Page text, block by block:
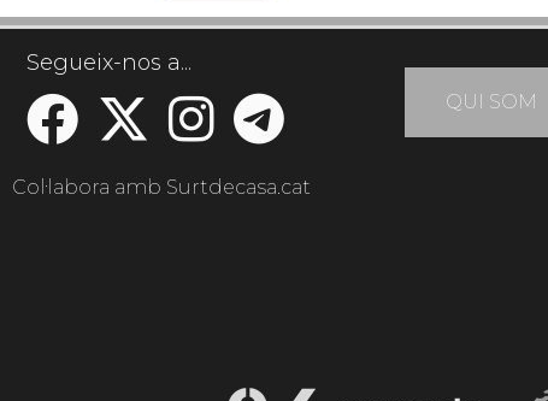
Segueix-nos a...
QUI SOM
Col·labora amb Surtdecasa.cat